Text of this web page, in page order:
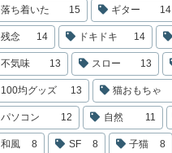
落ち着いた 15 ギター 14
残念 14 ドキドキ 14
不気味 13 スロー 13
100均グッズ 13 猫おもちゃ
パソコン 12 自然 11
和風 8 SF 8 子猫 8